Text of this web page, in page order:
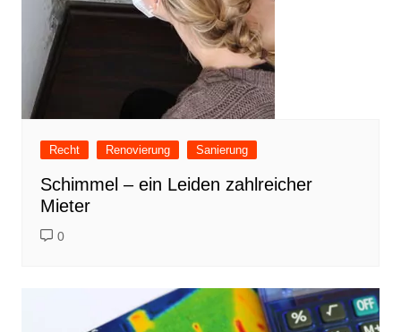
Recht Renovierung Sanierung
Schimmel – ein Leiden zahlreicher
Mieter
0